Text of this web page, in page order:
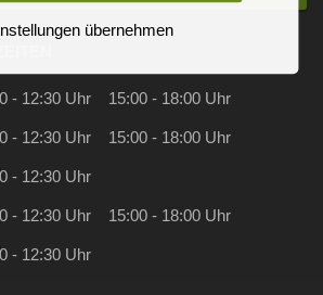
- 12:30 Uhr 15:00 - 18:00 Uhr
- 12:30 Uhr 15:00 - 18:00 Uhr
- 12:30 Uhr
- 12:30 Uhr 15:00 - 18:00 Uhr
- 12:30 Uhr
übernehmen